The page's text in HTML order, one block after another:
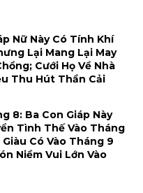
Nữ Này Có Tính Khí
Lại Mang Lại May
Cưới Họ Về Nhà
Thu Hút Thần Cải
8: Ba Con Giáp Này
Tình Thế Vào Tháng
Có Vào Tháng 9
Niềm Vui Lớn Vào